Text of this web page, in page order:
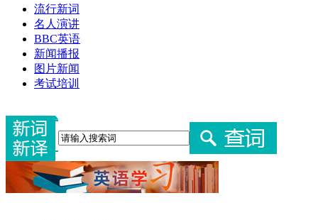
流行新词
名人演讲
BBC英语
新闻播报
图片新闻
考试培训